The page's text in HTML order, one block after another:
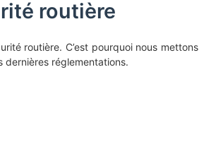
routière
routière. C’est pourquoi nous mettons
réglementations.